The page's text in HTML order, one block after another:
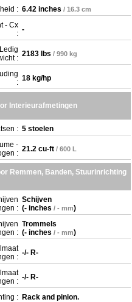
: 6.42 inches / 16.3 cm
- Cx
: -
: 2183 lbs / 990 kg
: 18 kg/hp
Interieurafmetingen
: 5 stoelen
-
: 21.2 cu-ft / 600 L
Remmen, Banden, Stuurinrichting
:
Schijven
(- inches / - mm)
:
Trommels
(- inches / - mm)
: -/- R-
: -/- R-
: Rack and pinion.